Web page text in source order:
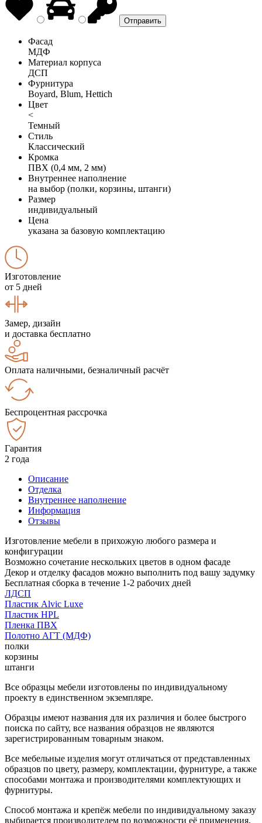
Фасад
МДФ
Материал корпуса
ДСП
Фурнитура
Boyard, Blum, Hettich
Цвет
<
Темный
Стиль
Классический
Кромка
ПВХ (0,4 мм, 2 мм)
Внутреннее наполнение
на выбор (полки, корзины, штанги)
Размер
индивидуальный
Цена
указана за базовую комплектацию
Изготовление
от 5 дней
Замер, дизайн
и доставка бесплатно
Оплата наличными, безналичный расчёт
Беспроцентная рассрочка
Гарантия
2 года
Описание
Отделка
Внутреннее наполнение
Информация
Отзывы
Изготовление мебели в прихожую любого размера и
конфигурации
Возможно сочетание нескольких цветов в одном фасаде
Декор и отделку фасадов можно выполнить под вашу задумку
Бесплатная сборка в течение 1-2 рабочих дней
ЛДСП
Пластик Alvic Luxe
Пластик HPL
Пленка ПВХ
Полотно АГТ (МДФ)
полки
корзины
штанги
Все образцы мебели изготовлены по индивидуальному
проекту в единственном экземпляре.
Образцы имеют названия для их различия и более быстрого
поиска по сайту, все названия образцов не являются
зарегистрированным товарным знаком.
Все мебельные изделия могут отличаться от представленных
образцов по цвету, размеру, комплектации, фурнитуре, а также
способами монтажа и производителями комплектующих и
фурнитуры.
Способ монтажа и крепёж мебели по индивидуальному заказу
выбирается производителем по возможности её применения.